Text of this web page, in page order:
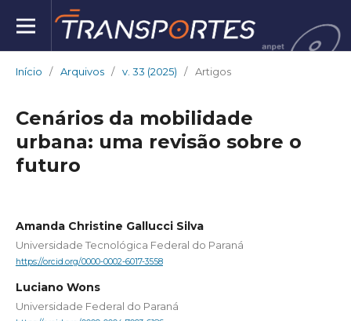
Início / Arquivos / v. 33 (2025) / Artigos
Cenários da mobilidade
urbana: uma revisão sobre o
futuro
Amanda Christine Gallucci Silva
Universidade Tecnológica Federal do Paraná
https://orcid.org/0000-0002-6017-3558
Luciano Wons
Universidade Federal do Paraná